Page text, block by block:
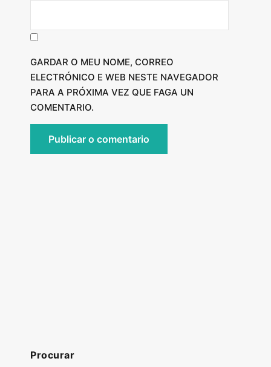
GARDAR O MEU NOME, CORREO
ELECTRÓNICO E WEB NESTE NAVEGADOR
PARA A PRÓXIMA VEZ QUE FAGA UN
COMENTARIO.
Procurar